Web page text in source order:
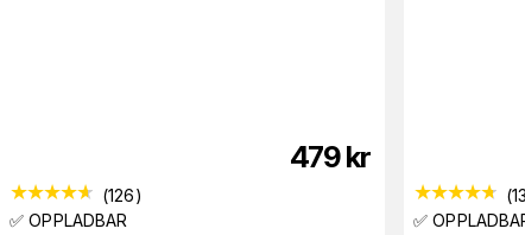
479kr
(126)
✅ OPPLADBAR
(
✅